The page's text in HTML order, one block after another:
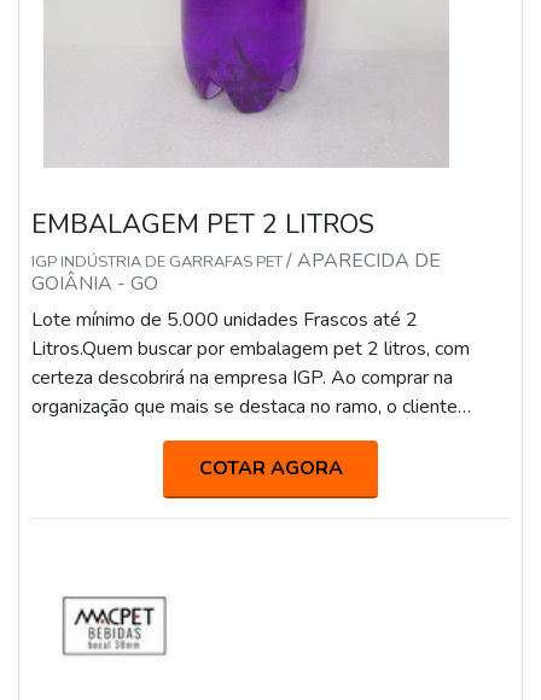
EMBALAGEM PET 2 LITROS
IGP INDÚSTRIA DE GARRAFAS PET/ APARECIDA DE
GOIÂNIA - GO
Lote mínimo de 5.000 unidades Frascos até 2
Litros.Quem buscar por embalagem pet 2 litros, com
certeza descobrirá na empresa IGP. Ao comprar na
organização que mais se destaca no ramo, o cliente
receberá um atendimento de excelência e terá a garantia
de adquirir produtos que solucionem qualquer
demanda.ALGUNS DETALHES SOBRE EMBALAGEM
PET 2 LITROSSe alguém pesquisar embalagem pet 2
COTAR AGORA